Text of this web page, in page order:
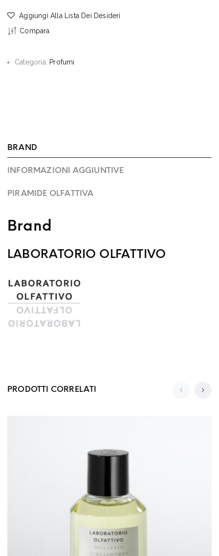
Aggiungi Alla Lista Dei Desideri
Compara
Categoria: Profumi
BRAND
INFORMAZIONI AGGIUNTIVE
PIRAMIDE OLFATTIVA
Brand
LABORATORIO OLFATTIVO
PRODOTTI CORRELATI